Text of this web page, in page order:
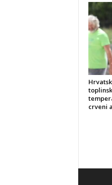
crveni